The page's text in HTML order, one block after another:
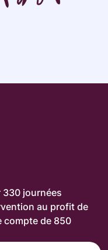
journées
au profit de
compte de 850